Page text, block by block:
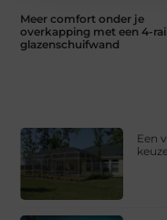
Meer comfort onder je
overkapping met een 4-
glazenschuifwand
Een